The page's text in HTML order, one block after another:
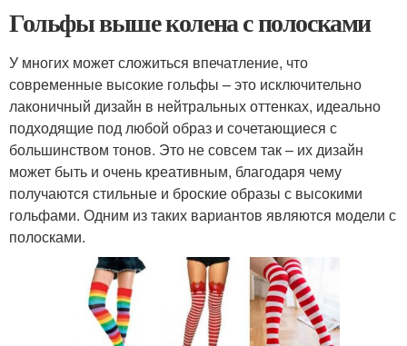
Гольфы выше колена с полосками
У многих может сложиться впечатление, что
современные высокие гольфы – это исключительно
лаконичный дизайн в нейтральных оттенках, идеально
подходящие под любой образ и сочетающиеся с
большинством тонов. Это не совсем так – их дизайн
может быть и очень креативным, благодаря чему
получаются стильные и броские образы с высокими
гольфами. Одним из таких вариантов являются модели с
полосками.